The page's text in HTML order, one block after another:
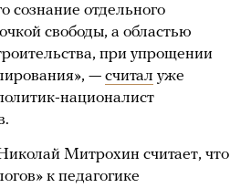
сознание отдельного
свободы, а областью
при упрощении
— считал уже
националист
Митрохин считает, что
к педагогике